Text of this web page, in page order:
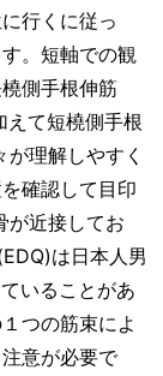
行くに従っ
。短軸での観
側手根伸筋
えて短橈側手根
理解しやすく
確認して目印
が近接してお
は日本人男
いることがあ
つの筋束によ
意が必要で